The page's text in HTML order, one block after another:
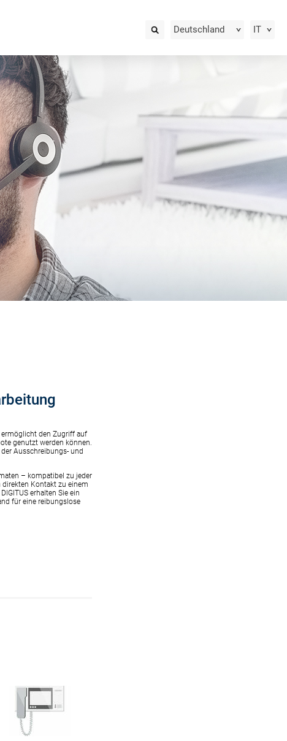
Deutschland IT
den Zugriff auf
genutzt werden können.
Ausschreibungs- und
– kompatibel zu jeder
direkten Kontakt zu einem
erhalten Sie ein
für eine reibungslose